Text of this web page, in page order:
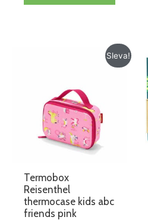
Sleva!
Termobox
Reisenthel
thermocase kids abc
friends pink
425 Kč.
Aktuální
cena